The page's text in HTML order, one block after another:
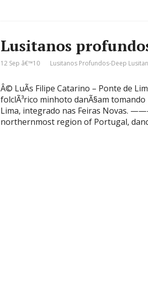
Lusitanos
12 Sep â€™10 Lusitanos Profundos-Deep
Â© LuÃ­s Filipe Catarino – Ponte de
folclÃ³rico minhoto danÃ§am
Lima, integrado nas Feiras Novas.
northernmost region of Portugal,